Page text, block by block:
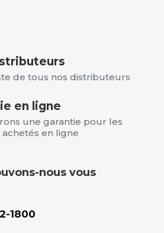
de tous nos distributeurs
en ligne
une garantie pour les
en ligne
nous vous
1800